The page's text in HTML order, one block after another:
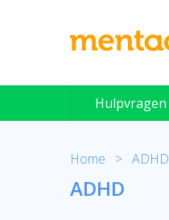
Hulpvragen
Home > ADHD
ADHD